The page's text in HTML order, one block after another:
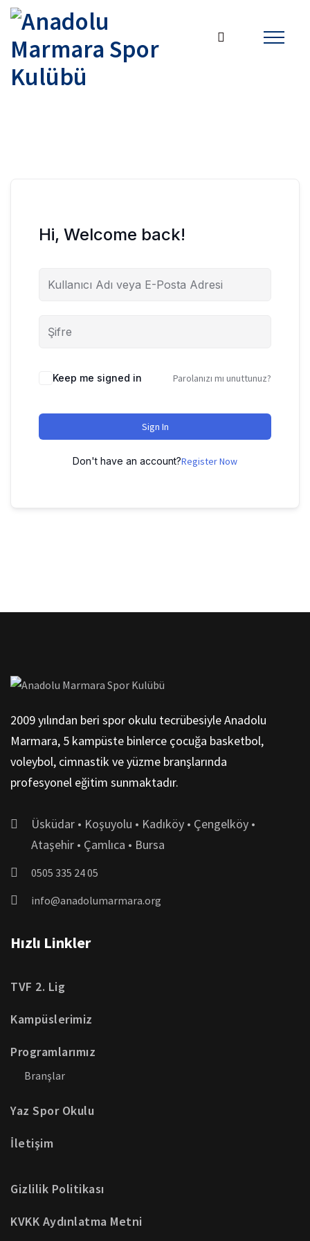
Hi, Welcome back!
Keep me signed in Parolanızı mı unuttunuz?
Sign In
Don't have an account?Register Now
2009 yılından beri spor okulu tecrübesiyle Anadolu
Marmara, 5 kampüste binlerce çocuğa basketbol,
voleybol, cimnastik ve yüzme branşlarında
profesyonel eğitim sunmaktadır.
Üsküdar • Koşuyolu • Kadıköy • Çengelköy •
Ataşehir • Çamlıca • Bursa
0505 335 24 05
info@anadolumarmara.org
Hızlı Linkler
TVF 2. Lig
Kampüslerimiz
Programlarımız
Branşlar
Yaz Spor Okulu
İletişim
Gizlilik Politikası
KVKK Aydınlatma Metni